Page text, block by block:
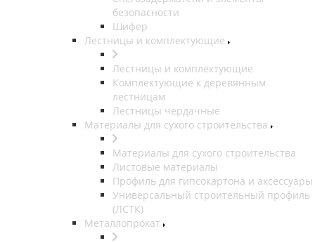
безопасности
Шифер
Лестницы и комплектующие
Лестницы и комплектующие
Комплектующие к деревянным
лестницам
Лестницы чердачные
Материалы для сухого строительства
Материалы для сухого строительства
Листовые материалы
Профиль для гипсокартона и аксессуары
Универсальный строительный профиль
(ЛСТК)
Металлопрокат